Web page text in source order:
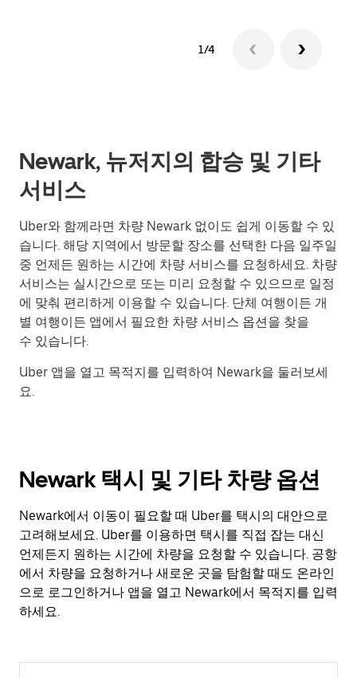
1/4
Newark, 뉴저지의 합승 및 기타
서비스
Uber와 함께라면 차량 Newark 없이도 쉽게 이동할 수 있
습니다. 해당 지역에서 방문할 장소를 선택한 다음 일주일
중 언제든 원하는 시간에 차량 서비스를 요청하세요. 차량
서비스는 실시간으로 또는 미리 요청할 수 있으므로 일정
에 맞춰 편리하게 이용할 수 있습니다. 단체 여행이든 개
별 여행이든 앱에서 필요한 차량 서비스 옵션을 찾을
수 있습니다.
Uber 앱을 열고 목적지를 입력하여 Newark을 둘러보세
요.
Newark 택시 및 기타 차량 옵션
Newark에서 이동이 필요할 때 Uber를 택시의 대안으로
고려해보세요. Uber를 이용하면 택시를 직접 잡는 대신
언제든지 원하는 시간에 차량을 요청할 수 있습니다. 공항
에서 차량을 요청하거나 새로운 곳을 탐험할 때도 온라인
으로 로그인하거나 앱을 열고 Newark에서 목적지를 입력
하세요.